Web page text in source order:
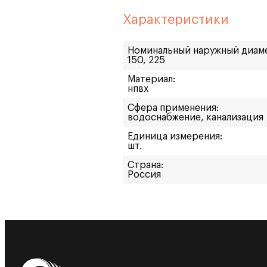
Характеристики
Номинальный наружный
150, 225
Материал:
нпвх
Сфера применения:
водоснабжение, канализация
Единица измерения:
шт.
Страна:
Россия